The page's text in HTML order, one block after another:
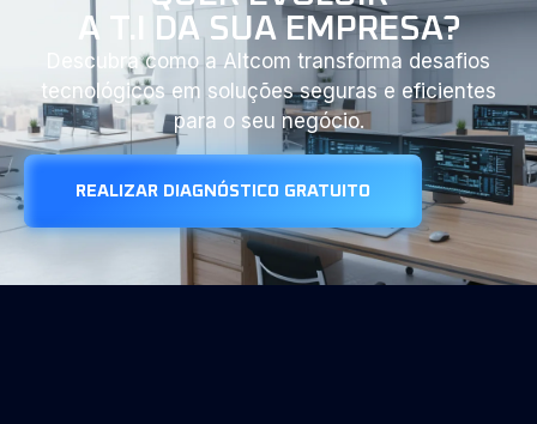
A T.I DA SUA EMPRESA?
Descubra como a Altcom transforma desafios
tecnológicos em soluções seguras e eficientes
para o seu negócio.
REALIZAR DIAGNÓSTICO GRATUITO